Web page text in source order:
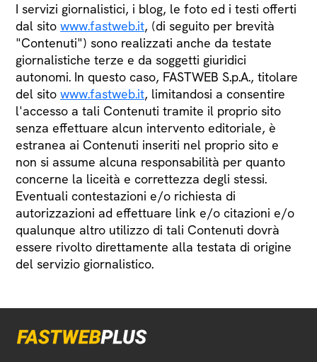
I servizi giornalistici, i blog, le foto ed i testi offerti
dal sito www.fastweb.it, (di seguito per brevità
"Contenuti") sono realizzati anche da testate
giornalistiche terze e da soggetti giuridici
autonomi. In questo caso, FASTWEB S.p.A., titolare
del sito www.fastweb.it, limitandosi a consentire
l'accesso a tali Contenuti tramite il proprio sito
senza effettuare alcun intervento editoriale, è
estranea ai Contenuti inseriti nel proprio sito e
non si assume alcuna responsabilità per quanto
concerne la liceità e correttezza degli stessi.
Eventuali contestazioni e/o richiesta di
autorizzazioni ad effettuare link e/o citazioni e/o
qualunque altro utilizzo di tali Contenuti dovrà
essere rivolto direttamente alla testata di origine
del servizio giornalistico.